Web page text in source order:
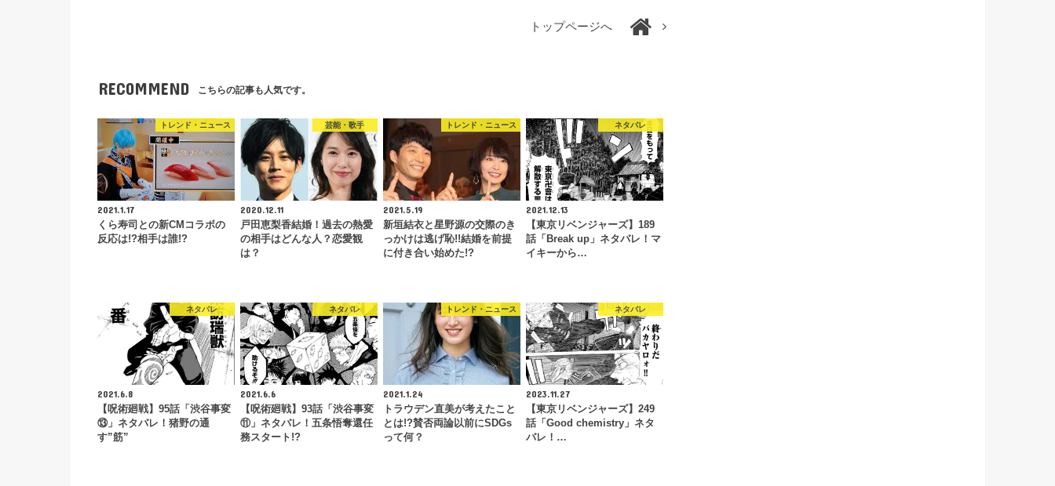
トップページへ
RECOMMEND こちらの記事も人気です。
トレンド・ニュース
2021.1.17
くら寿司との新CMコラボの
反応は!?相手は誰!?
芸能・歌手
2020.12.11
戸田恵梨香結婚！過去の熱愛
の相手はどんな人？恋愛観
は？
トレンド・ニュース
2021.5.19
新垣結衣と星野源の交際のき
っかけは逃げ恥!!結婚を前提
に付き合い始めた!?
ネタバレ
2021.12.13
【東京リベンジャーズ】189
話「Break up」ネタバレ！マ
イキーから…
ネタバレ
2021.6.8
【呪術廻戦】95話「渋谷事変
⑬」ネタバレ！猪野の通
す”筋”
ネタバレ
2021.6.6
【呪術廻戦】93話「渋谷事変
⑪」ネタバレ！五条悟奪還任
務スタート!?
トレンド・ニュース
2021.1.24
トラウデン直美が考えたこと
とは!?賛否両論以前にSDGs
って何？
ネタバレ
2023.11.27
【東京リベンジャーズ】249
話「Good chemistry」ネタ
バレ！…